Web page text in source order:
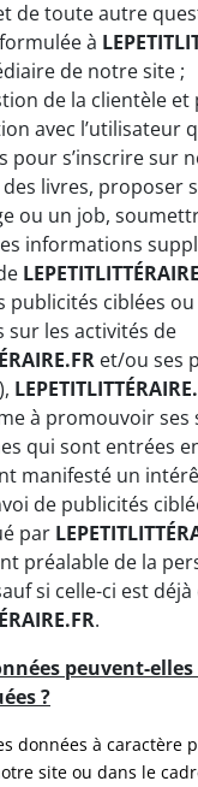
de toute autre
à
de notre site ;
de la clientèle
avec l’utilisateur
pour s’inscrire sur
livres, proposer
ou un job,
informations
publicités ciblées ou
les activités de
et/ou ses
à promouvoir ses
qui sont entrées
manifesté un
de publicités
par
préalable de la
si celle-ci est
.
peuvent-
?
données à caractère
site ou dans le